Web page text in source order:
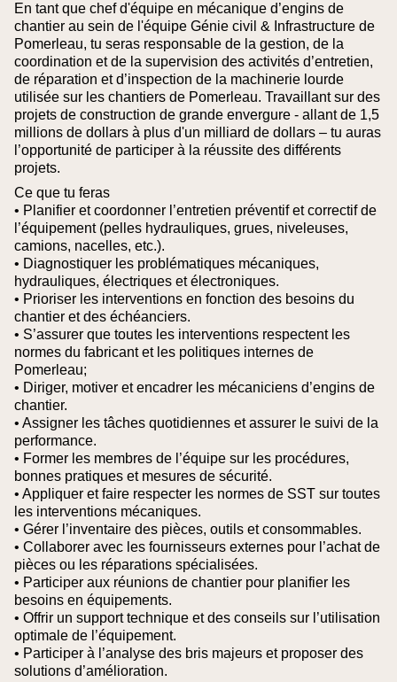
En tant que chef d'équipe en mécanique d’engins de
chantier au sein de l'équipe Génie civil & Infrastructure de
Pomerleau, tu seras responsable de la gestion, de la
coordination et de la supervision des activités d’entretien,
de réparation et d’inspection de la machinerie lourde
utilisée sur les chantiers de Pomerleau. Travaillant sur des
projets de construction de grande envergure - allant de 1,5
millions de dollars à plus d'un milliard de dollars – tu auras
l’opportunité de participer à la réussite des différents
projets.
Ce que tu feras
• Planifier et coordonner l’entretien préventif et correctif de
l’équipement (pelles hydrauliques, grues, niveleuses,
camions, nacelles, etc.).
• Diagnostiquer les problématiques mécaniques,
hydrauliques, électriques et électroniques.
• Prioriser les interventions en fonction des besoins du
chantier et des échéanciers.
• S’assurer que toutes les interventions respectent les
normes du fabricant et les politiques internes de
Pomerleau;
• Diriger, motiver et encadrer les mécaniciens d’engins de
chantier.
• Assigner les tâches quotidiennes et assurer le suivi de la
performance.
• Former les membres de l’équipe sur les procédures,
bonnes pratiques et mesures de sécurité.
• Appliquer et faire respecter les normes de SST sur toutes
les interventions mécaniques.
• Gérer l’inventaire des pièces, outils et consommables.
• Collaborer avec les fournisseurs externes pour l’achat de
pièces ou les réparations spécialisées.
• Participer aux réunions de chantier pour planifier les
besoins en équipements.
• Offrir un support technique et des conseils sur l’utilisation
optimale de l’équipement.
• Participer à l’analyse des bris majeurs et proposer des
solutions d’amélioration.